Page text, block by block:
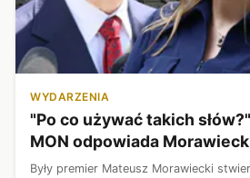
WYDARZENIA
"Po co używać takich
MON odpowiada
Były premier Mateusz Morawiecki